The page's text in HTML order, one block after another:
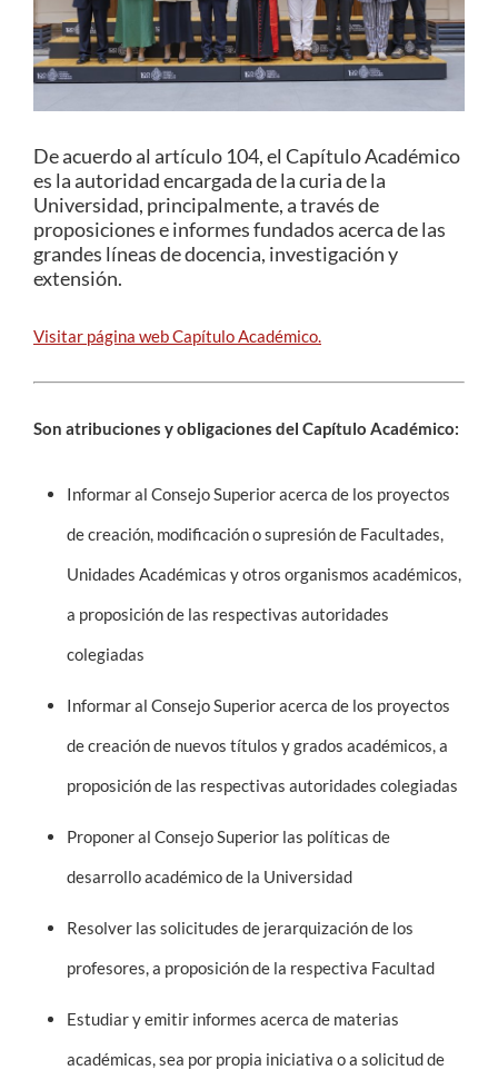
Estudiantes
Funcionarios
Alumni
English
De acuerdo al artículo 104, el Capítulo Académico
es la autoridad encargada de la curia de la
Universidad, principalmente, a través de
proposiciones e informes fundados acerca de las
grandes líneas de docencia, investigación y
extensión.
Visitar página web Capítulo Académico.
Son atribuciones y obligaciones del Capítulo Académico:
Informar al Consejo Superior acerca de los proyectos
de creación, modificación o supresión de Facultades,
Unidades Académicas y otros organismos académicos,
a proposición de las respectivas autoridades
colegiadas
Informar al Consejo Superior acerca de los proyectos
de creación de nuevos títulos y grados académicos, a
proposición de las respectivas autoridades colegiadas
Proponer al Consejo Superior las políticas de
desarrollo académico de la Universidad
Resolver las solicitudes de jerarquización de los
profesores, a proposición de la respectiva Facultad
Estudiar y emitir informes acerca de materias
académicas, sea por propia iniciativa o a solicitud de